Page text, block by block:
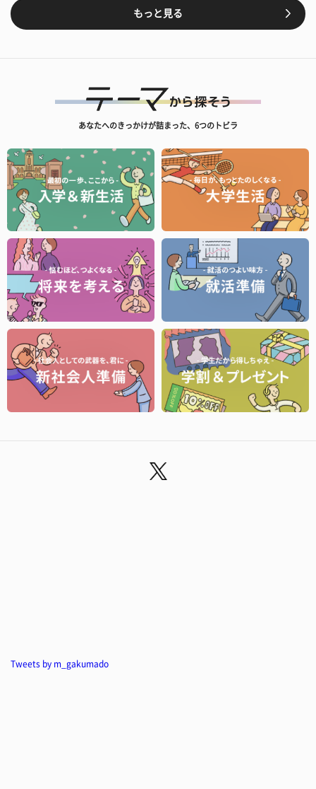
もっと見る
あなたへのきっかけが詰まった、6つのトビラ
Tweets by m_gakumado